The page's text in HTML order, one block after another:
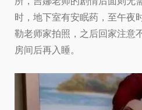
时，地下室有安眠药，至午夜
勒老师家拍照，之后回家注意
房间后再入睡。